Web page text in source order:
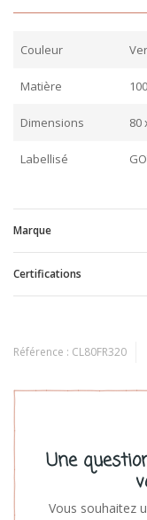
Couleur
Matière
Dimensions 80
Labellisé
Marque
Certifications
Référence : CL80FR320
Une
Vous souhaitez